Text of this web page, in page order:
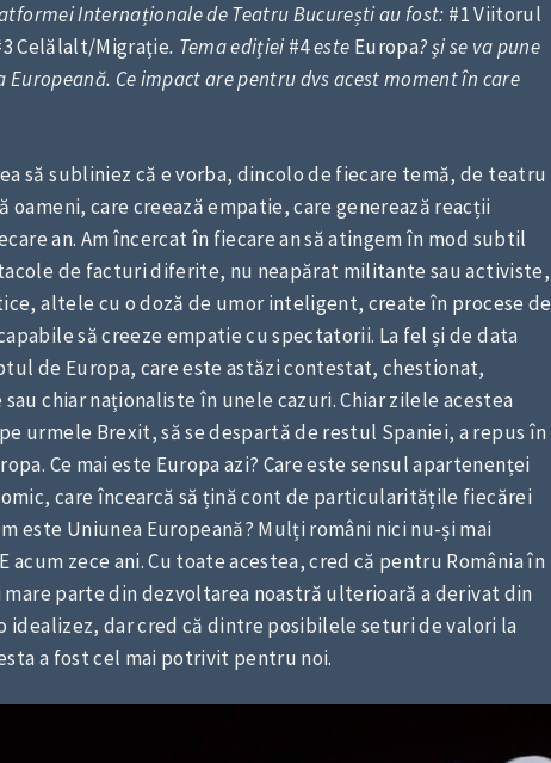
Internaționale de Teatru București au fost: #1 Viitorul
Celălalt/Migraţie. Tema ediţiei #4este Europa? şi se va pune
Ce impact are pentru dvs acest moment în care
să subliniez că e vorba, dincolo de fiecare temă, de teatru
oameni, care creează empatie, care generează reacții
an. Am încercat în fiecare an să atingem în mod subtil
de facturi diferite, nu neapărat militante sau activiste,
altele cu o doză de umor inteligent, create în procese de
să creeze empatie cu spectatorii. La fel și de data
de Europa, care este astăzi contestat, chestionat,
chiar naționaliste în unele cazuri. Chiar zilele acestea
urmele Brexit, să se despartă de restul Spaniei, a repus în
Ce mai este Europa azi? Care este sensul apartenenței
care încearcă să țină cont de particularitățile fiecărei
este Uniunea Europeană? Mulți români nici nu-și mai
acum zece ani. Cu toate acestea, cred că pentru România în
mare parte din dezvoltarea noastră ulterioară a derivat din
idealizez, dar cred că dintre posibilele seturi de valori la
a fost cel mai potrivit pentru noi.